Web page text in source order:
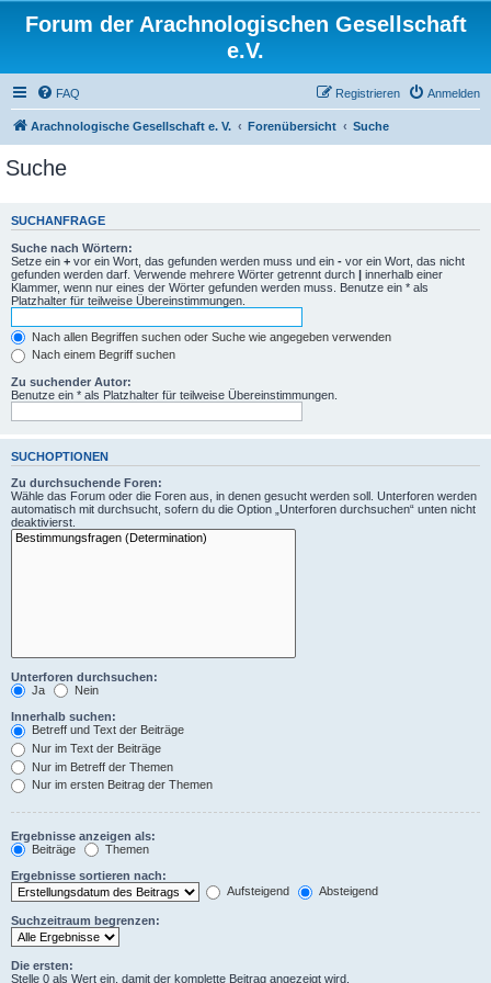
Forum der Arachnologischen Gesellschaft
e.V.
FAQ Anmelden
Registrieren
Arachnologische Gesellschaft e. V. Forenübersicht Suche
Suche
SUCHANFRAGE
Suche nach Wörtern:
Setze ein + vor ein Wort, das gefunden werden muss und ein - vor ein Wort, das nicht
gefunden werden darf. Verwende mehrere Wörter getrennt durch | innerhalb einer
Klammer, wenn nur eines der Wörter gefunden werden muss. Benutze ein * als
Platzhalter für teilweise Übereinstimmungen.
Nach allen Begriffen suchen oder Suche wie angegeben verwenden
Nach einem Begriff suchen
Zu suchender Autor:
Benutze ein * als Platzhalter für teilweise Übereinstimmungen.
SUCHOPTIONEN
Zu durchsuchende Foren:
Wähle das Forum oder die Foren aus, in denen gesucht werden soll. Unterforen werden
automatisch mit durchsucht, sofern du die Option „Unterforen durchsuchen“ unten nicht
deaktivierst.
Unterforen durchsuchen:
Ja
Nein
Innerhalb suchen:
Betreff und Text der Beiträge
Nur im Text der Beiträge
Nur im Betreff der Themen
Nur im ersten Beitrag der Themen
Ergebnisse anzeigen als:
Beiträge
Themen
Ergebnisse sortieren nach:
Aufsteigend
Absteigend
Suchzeitraum begrenzen:
Die ersten:
Stelle 0 als Wert ein, damit der komplette Beitrag angezeigt wird.